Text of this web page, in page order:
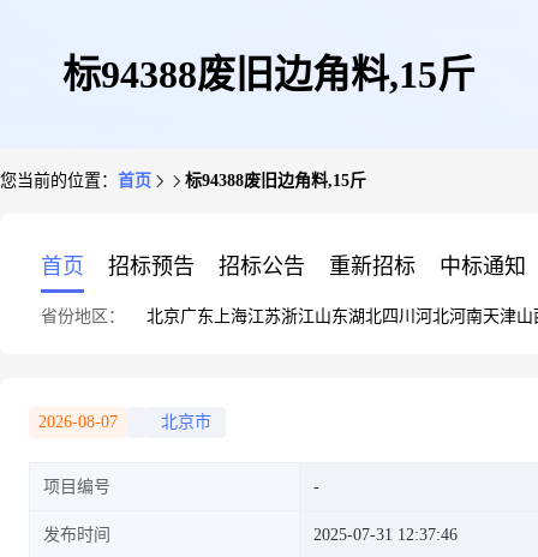
标94388废旧边角料,15斤
您当前的位置： 首页 标94388废旧边角料,15斤
首页 招标预告 招标公告 重新招标 中标通知
省份地区： 北京广东 上海江苏浙江山东湖北四川 河北河南天津山
2026-08-07 北京市
项目编号
发布时间 2025-07-31 12:37:46